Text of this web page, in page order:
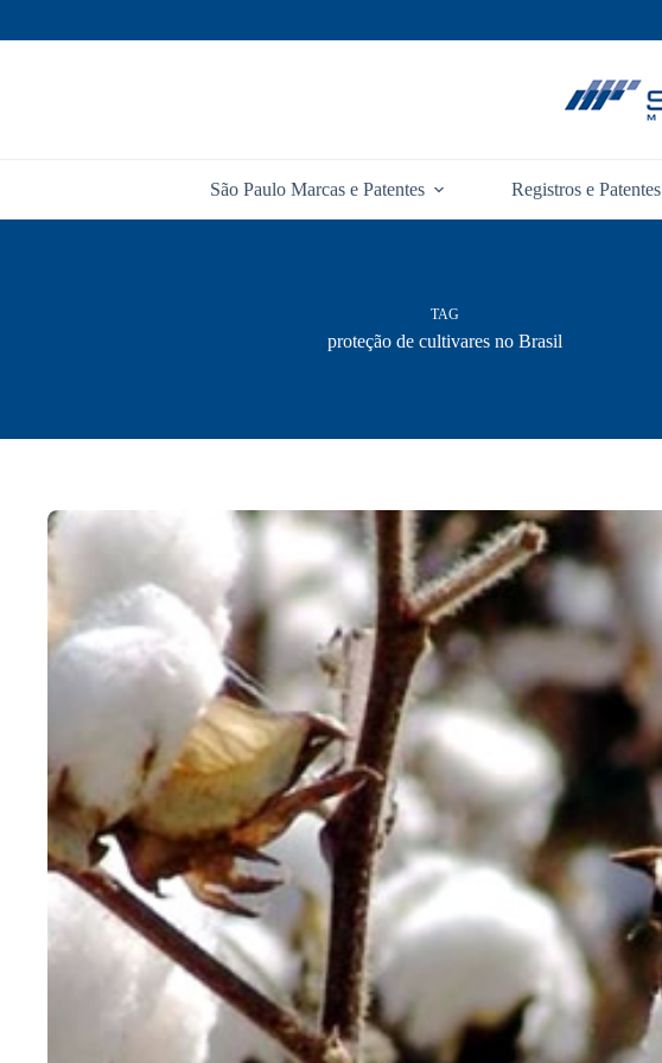
São Paulo Marcas e Patentes Registros e Patentes
TAG
proteção de cultivares no Brasil